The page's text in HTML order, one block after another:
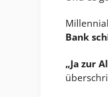
Bank
„Ja zur